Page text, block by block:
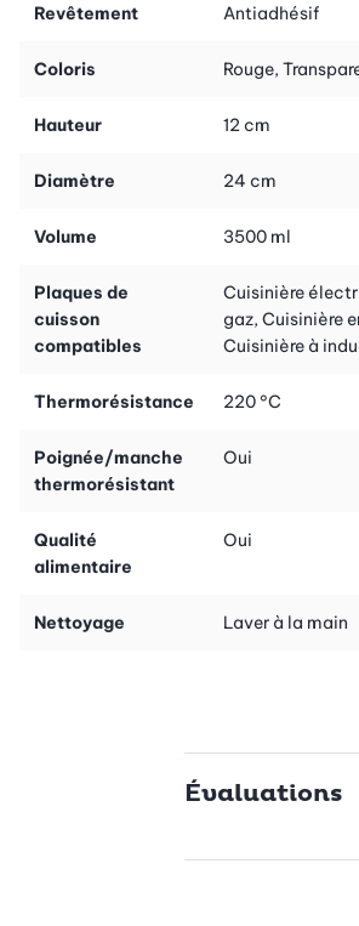
Revêtement Antiadhésif
Coloris Rouge,
Hauteur 12 cm
Diamètre 24 cm
Volume 3500 ml
Plaques de
cuisson
compatibles
Cuisinière
gaz, Cuisinière
Cuisinière à
Thermorésistance 220 °C
Poignée/manche
thermorésistant
Oui
Qualité
alimentaire
Oui
Nettoyage Laver à la main
Évaluations